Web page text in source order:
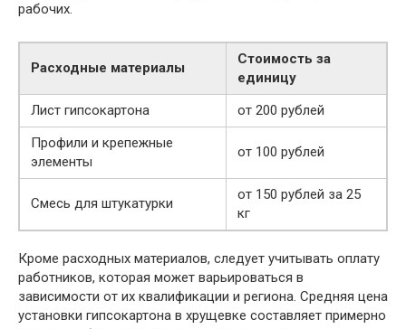
рабочих.
Расходные материалы
Стоимость за
единицу
Лист гипсокартона
от 200 рублей
Профили и крепежные
элементы
от 100 рублей
Смесь для штукатурки
от 150 рублей за 25
кг
Кроме расходных материалов, следует учитывать оплату
работников, которая может варьироваться в
зависимости от их квалификации и региона. Средняя цена
установки гипсокартона в хрущевке составляет примерно